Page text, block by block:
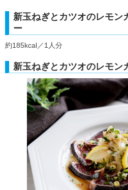
新玉ねぎとカツオのレモン
ー
約185kcal／1人分
新玉ねぎとカツオのレモン